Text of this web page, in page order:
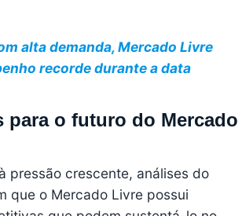
alta demanda, Mercado Livre
recorde durante a data
para o futuro do Mercado
pressão crescente, análises do
que o Mercado Livre possui